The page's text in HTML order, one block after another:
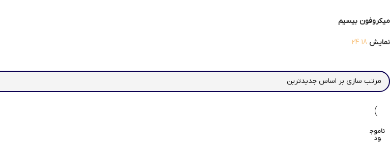
میکروفون بیسیم
نمایش 18
24
ناموج
ود